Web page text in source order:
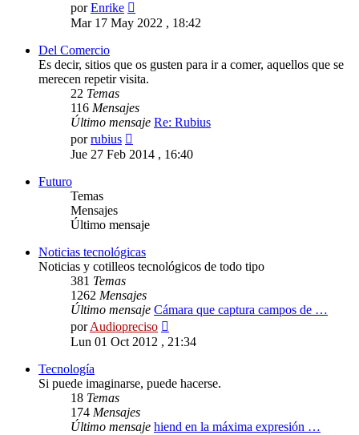
porEnrike
último
Mar 17 May 2022 , 18:42
Del Comercio
Es decir, sitios que os gusten para ir a comer, aquellos que se
merecen repetir visita.
22 Temas
116 Mensajes
Último mensaje Re: Rubius
porrubius
último
Jue 27 Feb 2014 , 16:40
Futuro
Temas
Mensajes
Último mensaje
Noticias tecnológicas
Noticias y cotilleos tecnológicos de todo tipo
381 Temas
1262 Mensajes
Último mensaje Cámara que captura campos de …
porAudiopreciso
último
Lun 01 Oct 2012 , 21:34
Tecnología
Si puede imaginarse, puede hacerse.
18 Temas
174 Mensajes
Último mensaje hiend en la máxima expresión …